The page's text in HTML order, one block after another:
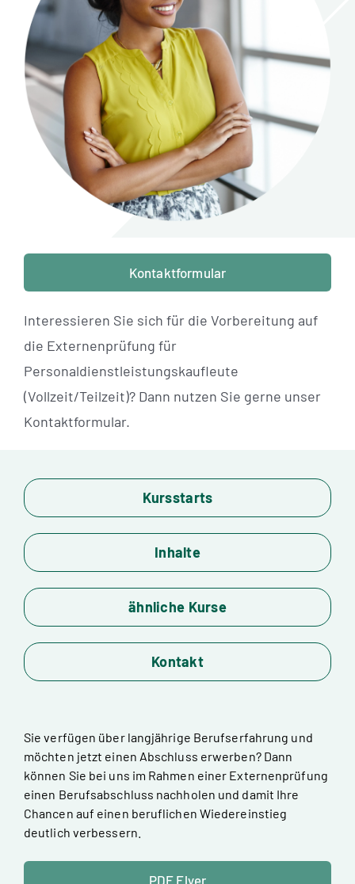
Standorte
Jobs
Kontakt
Kontaktformular
Interessieren Sie sich für die Vorbereitung auf
die Externenprüfung für
Personaldienstleistungskaufleute
(Vollzeit/Teilzeit)? Dann nutzen Sie gerne unser
Kontaktformular.
Kursstarts
Inhalte
ähnliche Kurse
Kontakt
Sie verfügen über langjährige Berufserfahrung und
möchten jetzt einen Abschluss erwerben? Dann
können Sie bei uns im Rahmen einer Externenprüfung
einen Berufsabschluss nachholen und damit Ihre
Chancen auf einen beruflichen Wiedereinstieg
deutlich verbessern.
PDF Flyer